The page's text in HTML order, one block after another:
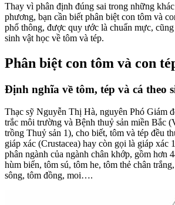
Thay vì phân định đúng sai trong những
phương, bạn cần biết phân biệt con tôm và
phổ thông, được quy ước là chuẩn mực,
sinh vật học về tôm và tép.
Phân biệt con tôm và con
Định nghĩa về tôm, tép và cá theo
Thạc sỹ Nguyễn Thị Hà, nguyên Phó Giám
trắc môi trường và Bệnh thuỷ sản miền Bắc
trồng Thuỷ sản 1), cho biết, tôm và tép đều
giáp xác (Crustacea) hay còn gọi là giáp xác
phân ngành của ngành chân khớp, gồm hơn
hùm biển, tôm sú, tôm he, tôm thẻ chân
sông, tôm đồng, moi….